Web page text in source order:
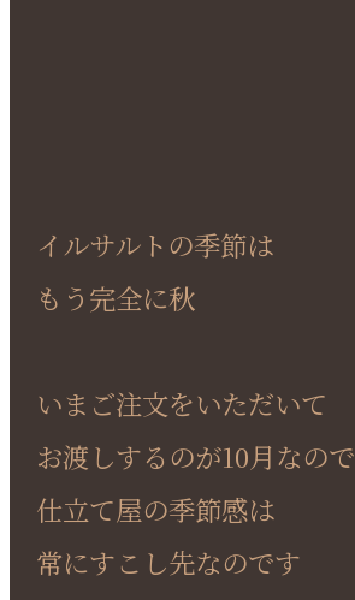
イルサルトの季節は
もう完全に秋
いまご注文をいただいて
お渡しするのが10月なので
仕立て屋の季節感は
常にすこし先なのです